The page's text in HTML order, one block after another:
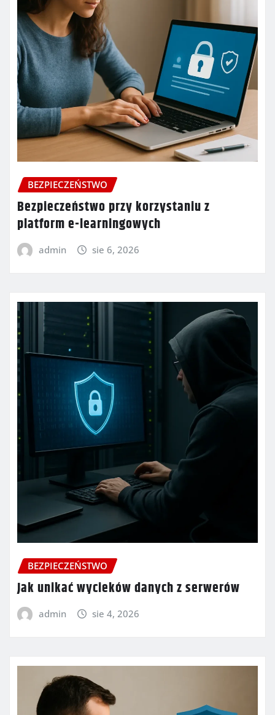
BEZPIECZEŃSTWO
Bezpieczeństwo przy korzystaniu z
platform e-learningowych
admin sie 6, 2026
BEZPIECZEŃSTWO
Jak unikać wycieków danych z serwerów
admin sie 4, 2026